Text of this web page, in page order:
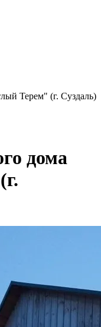
Терем" (г. Суздаль)
дома